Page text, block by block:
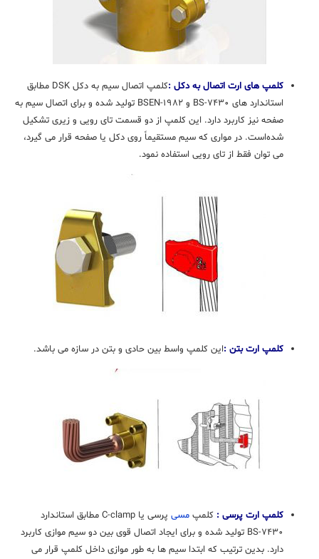
کلمپ های ارت اتصال به دکل :
کلمپ اتصال سیم به دکل DSK مطابق
استاندارد های BS-۷۴۳۰ و BSEN-۱۹۸۲ تولید شده و برای اتصال سیم به
صفحه نیز کاربرد دارد. این کلمپ از دو قسمت تای رویی و زیری تشکیل
شده‌است. در مواری که سیم مستقیماً روی دکل یا صفحه قرار می گیرد،
می توان فقط از تای رویی استفاده نمود.
کلمپ ارت بتن :این کلمپ واسط بین حادی و بتن در سازه می باشد.
کلمپ ارت پرسی : کلمپ مسی
پرسی یا C-clamp مطابق استاندارد
BS-۷۴۳۰ تولید شده و برای ایجاد اتصال قوی بین دو سیم موازی کاربرد
دارد. بدین ترتیب که ابتدا سیم ها به طور موازی داخل کلمپ قرار می